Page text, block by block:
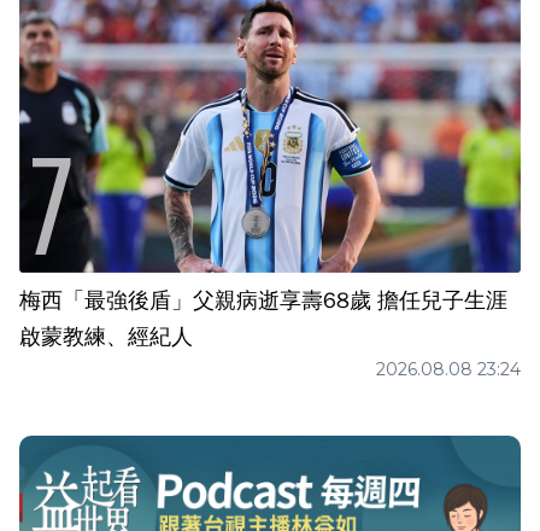
梅西「最強後盾」父親病逝享壽68歲 擔任兒子生涯
啟蒙教練、經紀人
2026.08.08 23:24